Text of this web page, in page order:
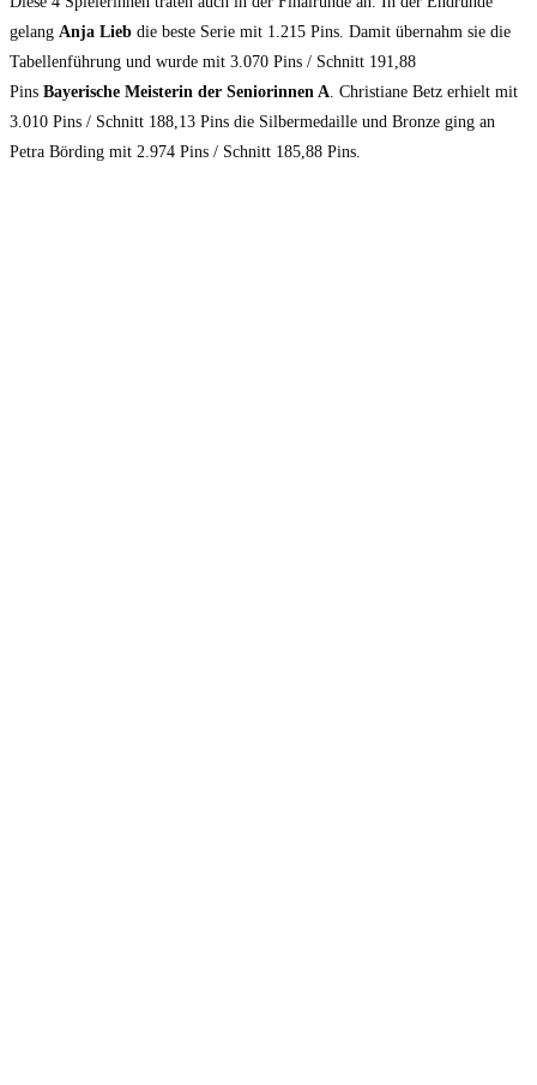
gelang Anja Lieb die beste Serie mit 1.215 Pins. Damit übernahm sie die
Tabellenführung und wurde mit 3.070 Pins / Schnitt 191,88
Pins Bayerische Meisterin der Seniorinnen A. Christiane Betz erhielt mit
3.010 Pins / Schnitt 188,13 Pins die Silbermedaille und Bronze ging an
Petra Börding mit 2.974 Pins / Schnitt 185,88 Pins.